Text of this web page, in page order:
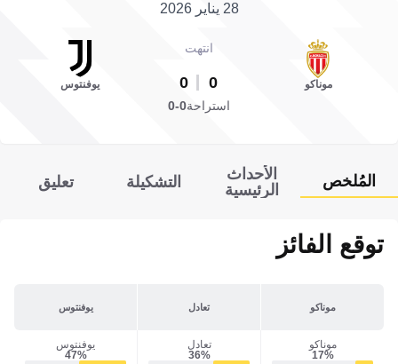
28 يناير 2026
موناكو
انتهت
0
0 يوفنتوس
استراحة0-0
المُلخص
الأحداث
الرئيسية
التشكيلة تعليق
توقع الفائز
موناكو تعادل يوفنتوس
موناكو
17‎%‎
تعادل
36‎%‎
يوفنتوس
47‎%‎